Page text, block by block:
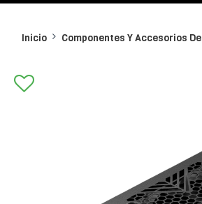
Inicio Componentes Y Accesorios